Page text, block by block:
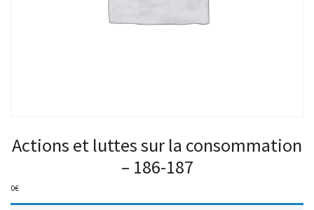
Actions et luttes sur la consommation
– 186-187
0€